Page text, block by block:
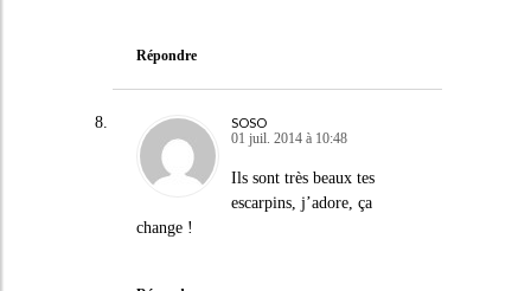
Répondre
SOSO
01 juil. 2014 à 10:48
Ils sont très beaux tes
escarpins, j’adore, ça
change !